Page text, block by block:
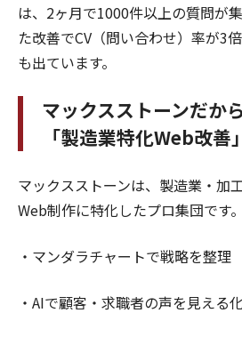
は、2ヶ月で1000件以上の質問が
た改善でCV（問い合わせ）率が3
も出ています。
マックスストーンだか
「製造業特化Web改善」
マックスストーンは、製造業・加
Web制作に特化したプロ集団です。
・マンダラチャートで戦略を整理
・AIで顧客・求職者の声を見える化